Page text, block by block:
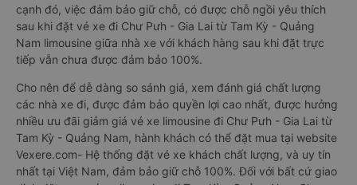
cạnh đó, việc đảm bảo giữ chỗ, có được chỗ ngồi yêu thích
sau khi đặt vé xe đi Chư Pưh - Gia Lai từ Tam Kỳ - Quảng
Nam limousine giữa nhà xe với khách hàng sau khi đặt trực
tiếp vẫn chưa được đảm bảo 100%.
Cho nên để dễ dàng so sánh giá, xem đánh giá chất lượng
các nhà xe đi, được đảm bảo quyền lợi cao nhất, được hưởng
nhiều ưu đãi giảm giá vé xe limousine đi Chư Pưh - Gia Lai từ
Tam Kỳ - Quảng Nam, hành khách có thể đặt mua tại website
Vexere.com- Hệ thống đặt vé xe khách chất lượng, và uy tín
nhất tại Việt Nam, đảm bảo giữ chỗ 100%. Đối với bất cứ giao